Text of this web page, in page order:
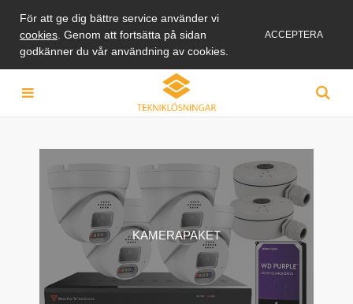
För att ge dig bättre service använder vi
cookies . Genom att fortsätta på sidan
godkänner du vår användning av cookies.
ACCEPTERA
KAMERAPAKET